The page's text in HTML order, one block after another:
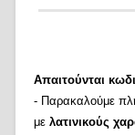
Απαιτούνται
- Παρακαλούμε
με λατινικούς